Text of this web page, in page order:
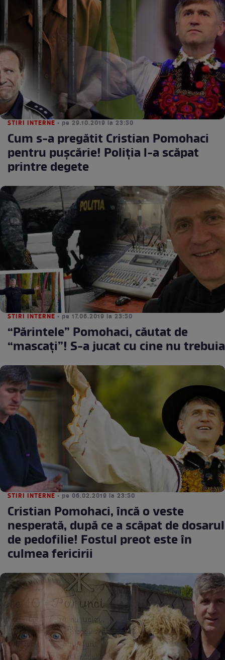
STIRI INTERNE • pe 29.10.2019 la 23:50
Cum s-a pregătit Cristian Pomohaci
pentru puşcărie! Poliţia l-a scăpat
printre degete
STIRI INTERNE • pe 17.06.2019 la 23:50
“Părintele” Pomohaci, căutat de
“mascaţi”! S-a jucat cu cine nu trebuia
STIRI INTERNE • pe 06.02.2019 la 23:50
Cristian Pomohaci, încă o veste
nesperată, după ce a scăpat de dosarul
de pedofilie! Fostul preot este în
culmea fericirii